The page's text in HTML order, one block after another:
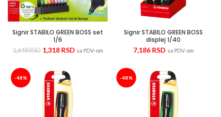
Signir STABILO GREEN BOSS set
1/6
1,648RSD 1,318 RSD sa PDV-om
Signir STABILO GREEN BOSS
displej 1/40
7,186 RSD sa PDV-om
-48% -48%